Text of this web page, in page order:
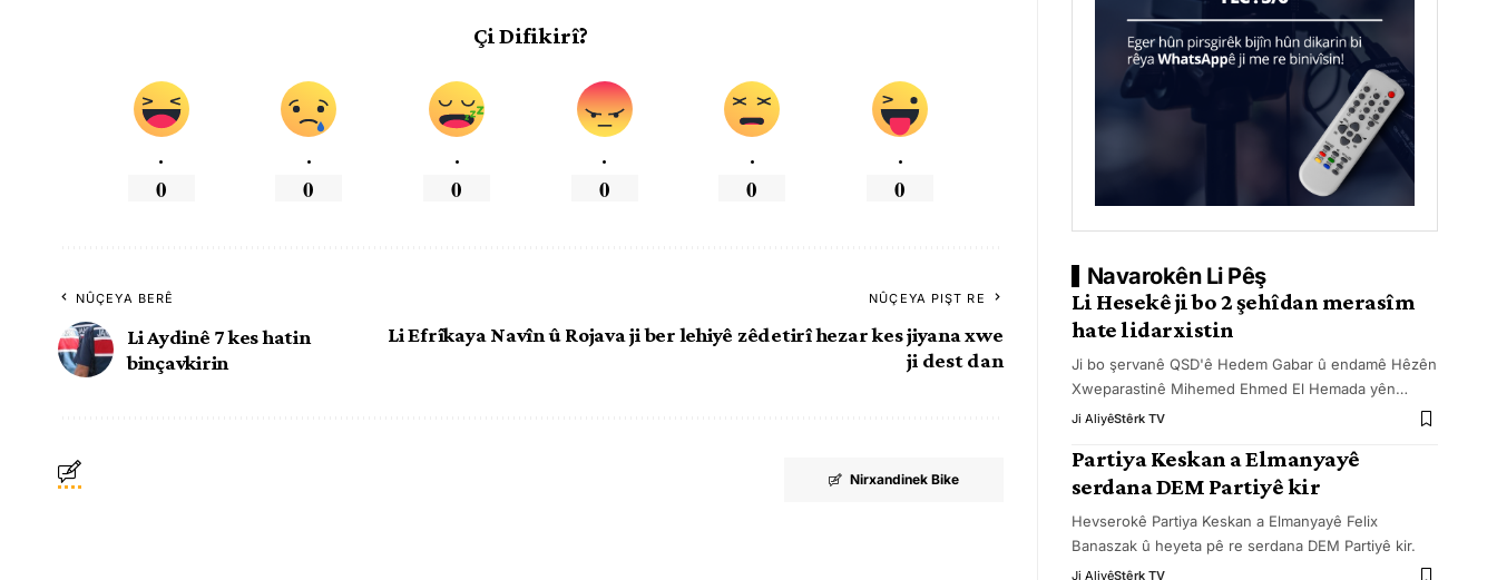
Çi Difikirî?
.
0
.
0
.
0
.
0
.
0
.
0
NÛÇEYA BERÊ
Li Aydinê 7 kes hatin
binçavkirin
NÛÇEYA PIŞT RE
Li Efrîkaya Navîn û Rojava ji ber lehiyê zêdetirî hezar kes jiyana xwe
ji dest dan
Nirxandinek Bike
Navarokên Li Pêş
Li Hesekê ji bo 2 şehîdan merasîm
hate lidarxistin
Ji bo şervanê QSD'ê Hedem Gabar û endamê Hêzên
Xweparastinê Mihemed Ehmed El Hemada yên…
Ji AliyêStêrk TV
Partiya Keskan a Elmanyayê
serdana DEM Partiyê kir
Hevserokê Partiya Keskan a Elmanyayê Felix
Banaszak û heyeta pê re serdana DEM Partiyê kir.
Ji AliyêStêrk TV